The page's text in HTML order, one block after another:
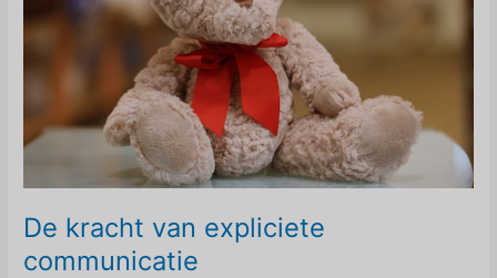
De kracht van expliciete
communicatie